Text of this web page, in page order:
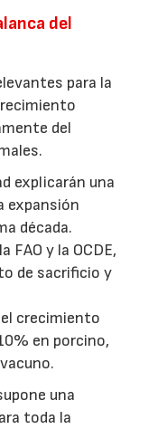
del
para la
del
explicarán una
expansión
década.
FAO y la OCDE,
de sacrificio y
crecimiento
en porcino,
una
toda la